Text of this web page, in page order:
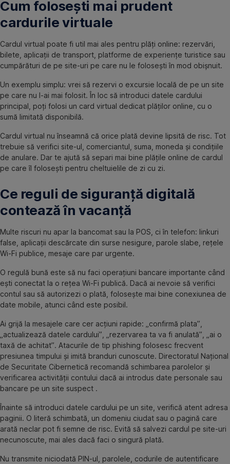
Cum folosești mai prudent
cardurile virtuale
Cardul virtual poate fi util mai ales pentru plăți online: rezervări,
bilete, aplicații de transport, platforme de experiențe turistice sau
cumpărături de pe site-uri pe care nu le folosești în mod obișnuit.
Un exemplu simplu: vrei să rezervi o excursie locală de pe un site
pe care nu l-ai mai folosit. În loc să introduci datele cardului
principal, poți folosi un card virtual dedicat plăților online, cu o
sumă limitată disponibilă.
Cardul virtual nu înseamnă că orice plată devine lipsită de risc. Tot
trebuie să verifici site-ul, comerciantul, suma, moneda și condițiile
de anulare. Dar te ajută să separi mai bine plățile online de cardul
pe care îl folosești pentru cheltuielile de zi cu zi.
Ce reguli de siguranță digitală
contează în vacanță
Multe riscuri nu apar la bancomat sau la POS, ci în telefon: linkuri
false, aplicații descărcate din surse nesigure, parole slabe, rețele
Wi-Fi publice, mesaje care par urgente.
O regulă bună este să nu faci operațiuni bancare importante când
ești conectat la o rețea Wi-Fi publică. Dacă ai nevoie să verifici
contul sau să autorizezi o plată, folosește mai bine conexiunea de
date mobile, atunci când este posibil.
Ai grijă la mesajele care cer acțiuni rapide: „confirmă plata”,
„actualizează datele cardului”, „rezervarea ta va fi anulată”, „ai o
taxă de achitat”. Atacurile de tip phishing folosesc frecvent
presiunea timpului și imită branduri cunoscute. Directoratul Național
de Securitate Cibernetică recomandă schimbarea parolelor și
verificarea activității contului dacă ai introdus date personale sau
bancare pe un site suspect .
Înainte să introduci datele cardului pe un site, verifică atent adresa
paginii. O literă schimbată, un domeniu ciudat sau o pagină care
arată neclar pot fi semne de risc. Evită să salvezi cardul pe site-uri
necunoscute, mai ales dacă faci o singură plată.
Nu transmite niciodată PIN-ul, parolele, codurile de autentificare